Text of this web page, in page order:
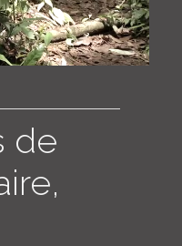
ENGLISH
de